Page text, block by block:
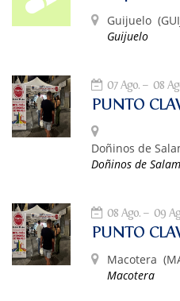
Guijuelo
Guijuelo
07 Ago. 08
Doñinos de
Doñinos de
08 Ago. 09
Macotera
Macotera